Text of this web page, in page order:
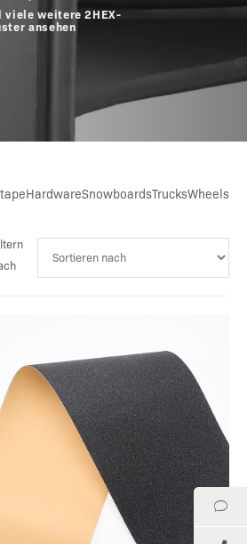
viele weitere 2HEX-
ansehen
HardwareSnowboardsTrucksWheels